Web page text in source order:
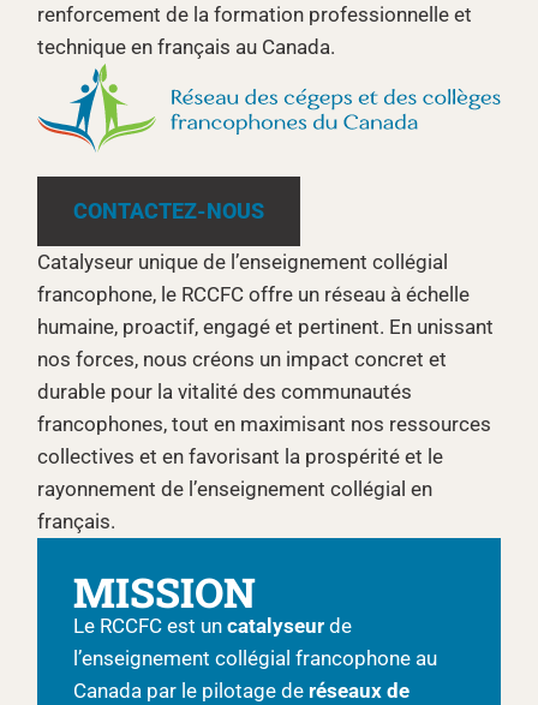
renforcement de la formation professionnelle et
technique en français au Canada.
CONTACTEZ-NOUS
Catalyseur unique de l’enseignement collégial
francophone, le RCCFC offre un réseau à échelle
humaine, proactif, engagé et pertinent. En unissant
nos forces, nous créons un impact concret et
durable pour la vitalité des communautés
francophones, tout en maximisant nos ressources
collectives et en favorisant la prospérité et le
rayonnement de l’enseignement collégial en
français.
MISSION
Le RCCFC est uncatalyseur de
l’enseignement collégial francophone au
Canada par le pilotage de réseaux de